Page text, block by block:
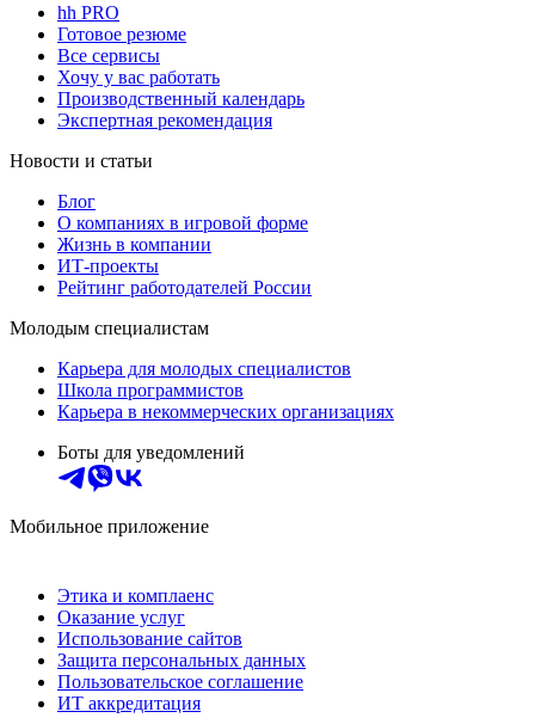
hh PRO
Готовое резюме
Все сервисы
Хочу у вас работать
Производственный календарь
Экспертная рекомендация
Новости и статьи
Блог
О компаниях в игровой форме
Жизнь в компании
ИТ-проекты
Рейтинг работодателей России
Молодым специалистам
Карьера для молодых специалистов
Школа программистов
Карьера в некоммерческих организациях
Боты для уведомлений
Мобильное приложение
Этика и комплаенс
Оказание услуг
Использование сайтов
Защита персональных данных
Пользовательское соглашение
ИТ аккредитация